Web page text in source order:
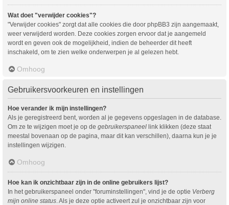
Wat doet "verwijder cookies"?
"Verwijder cookies" zorgt dat alle cookies die door phpBB3 zijn aangemaakt,
weer verwijderd worden. Deze cookies zorgen ervoor dat je aangemeld
wordt en geven ook de mogelijkheid, indien de beheerder dit heeft
inschakeld, om te zien welke onderwerpen je al gelezen hebt.
Omhoog
Gebruikersvoorkeuren en instellingen
Hoe verander ik mijn instellingen?
Als je geregistreerd bent, worden al je gegevens opgeslagen in de database.
Om ze te wijzigen moet je op de gebruikerspaneel link klikken (deze staat
meestal bovenaan op de pagina, maar dit kan verschillen), daarna kun je je
instellingen wijzigen.
Omhoog
Hoe kan ik onzichtbaar zijn in de online gebruikers lijst?
In het gebruikerspaneel onder "foruminstellingen", vind je de optie Verberg
mijn online status . Als je deze optie activeert zul je onzichtbaar zijn voor